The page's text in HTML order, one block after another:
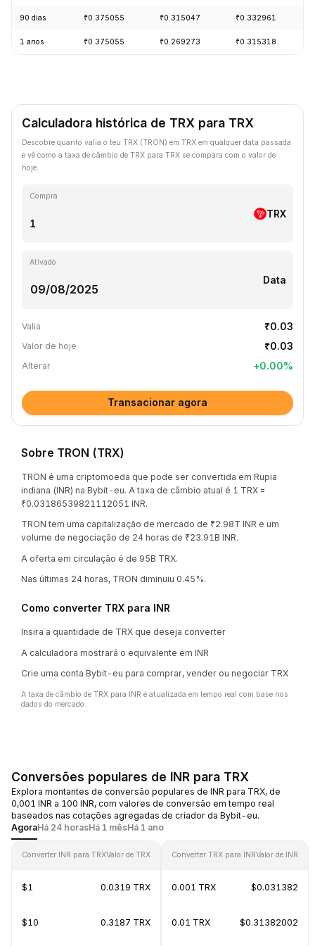
90 dias ₹0.375055 ₹0.315047 ₹0.332961
1 anos ₹0.375055 ₹0.269273 ₹0.315318
Calculadora histórica de TRX para TRX
Descobre quanto valia o teu TRX (TRON) em TRX em qualquer data passada
e vê como a taxa de câmbio de TRX para TRX se compara com o valor de
hoje.
Compra
TRX
Ativado
Data
Valia ₹0.03
Valor de hoje ₹0.03
Alterar +0.00%
Transacionar agora
Sobre TRON (TRX)
TRON é uma criptomoeda que pode ser convertida em Rupia
indiana (INR) na Bybit-eu. A taxa de câmbio atual é 1 TRX =
₹0.03186539821112051 INR.
TRON tem uma capitalização de mercado de ₹2.98T INR e um
volume de negociação de 24 horas de ₹23.91B INR.
A oferta em circulação é de 95B TRX.
Nas últimas 24 horas, TRON diminuiu 0.45%.
Como converter TRX para INR
Insira a quantidade de TRX que deseja converter
A calculadora mostrará o equivalente em INR
Crie uma conta Bybit-eu para comprar, vender ou negociar TRX
A taxa de câmbio de TRX para INR é atualizada em tempo real com base nos
dados do mercado.
Conversões populares de INR para TRX
Explora montantes de conversão populares de INR para TRX, de
0,001 INR a 100 INR, com valores de conversão em tempo real
baseados nas cotações agregadas de criador da Bybit-eu.
AgoraHá 24 horasHá 1 mêsHá 1 ano
Converter INR para TRXValor de TRX
$1 0.0319 TRX
$10 0.3187 TRX
Converter TRX para INRValor de INR
0.001 TRX $0.031382
0.01 TRX $0.31382002